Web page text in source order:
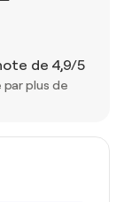
de 4,9/5
plus de